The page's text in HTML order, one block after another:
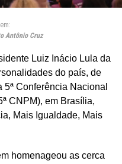
Antônio Cruz
Luiz Inácio Lula da
do país, de
Conferência Nacional
CNPM), em Brasília,
Mais Igualdade, Mais
homenageou as cerca